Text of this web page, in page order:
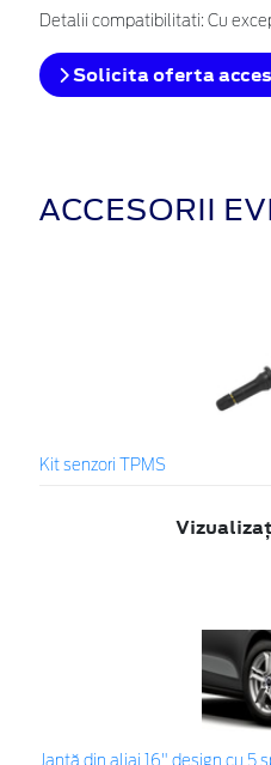
Detalii compatibilitati: Cu
Solicita oferta
ACCESORII
Kit senzori TPMS